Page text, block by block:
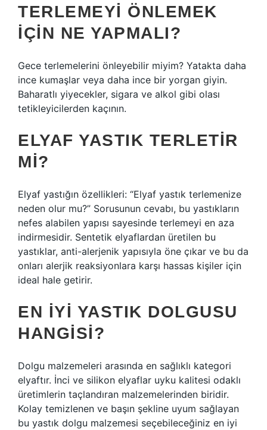
TERLEMEYI ÖNLEMEK
IÇIN NE YAPMALI?
Gece terlemelerini önleyebilir miyim? Yatakta daha
ince kumaşlar veya daha ince bir yorgan giyin.
Baharatlı yiyecekler, sigara ve alkol gibi olası
tetikleyicilerden kaçının.
ELYAF YASTIK TERLETIR
MI?
Elyaf yastığın özellikleri: “Elyaf yastık terlemenize
neden olur mu?” Sorusunun cevabı, bu yastıkların
nefes alabilen yapısı sayesinde terlemeyi en aza
indirmesidir. Sentetik elyaflardan üretilen bu
yastıklar, anti-alerjenik yapısıyla öne çıkar ve bu da
onları alerjik reaksiyonlara karşı hassas kişiler için
ideal hale getirir.
EN IYI YASTIK DOLGUSU
HANGISI?
Dolgu malzemeleri arasında en sağlıklı kategori
elyaftır. İnci ve silikon elyaflar uyku kalitesi odaklı
üretimlerin taçlandıran malzemelerinden biridir.
Kolay temizlenen ve başın şekline uyum sağlayan
bu yastık dolgu malzemesi seçebileceğiniz en iyi